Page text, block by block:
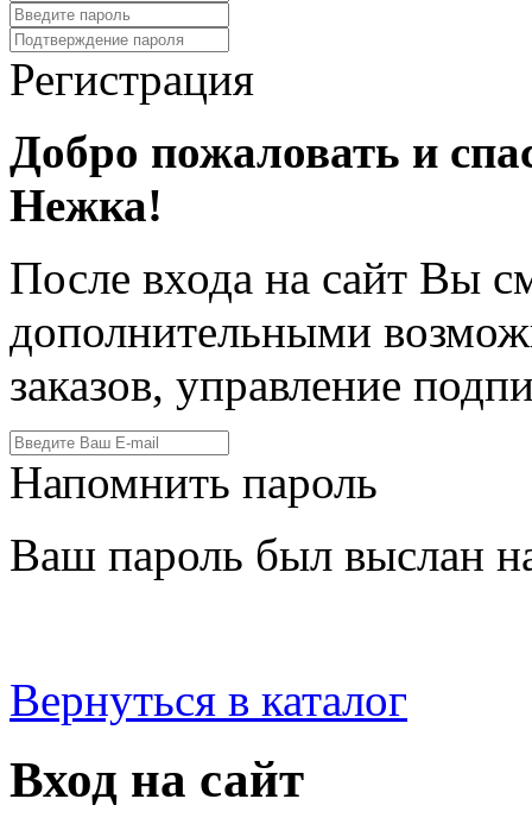
Регистрация
Добро пожаловать и
Нежка!
После входа на сайт Вы
дополнительными
заказов, управление
Напомнить пароль
Ваш пароль был выслан
Вернуться в каталог
Вход на сайт